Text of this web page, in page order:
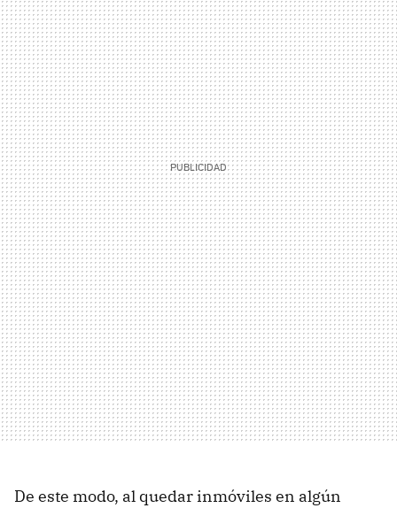
De este modo, al quedar inmóviles en algún